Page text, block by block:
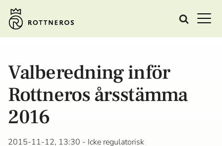
Valberedning inför
Rottneros årsstämma
2016
2015-11-12, 13:30 - Icke regulatorisk